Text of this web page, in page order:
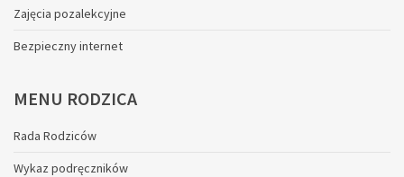
Zajęcia pozalekcyjne
Bezpieczny internet
MENU RODZICA
Rada Rodziców
Wykaz podręczników